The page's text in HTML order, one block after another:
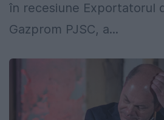
în recesiune Exportatorul
Gazprom PJSC, a...